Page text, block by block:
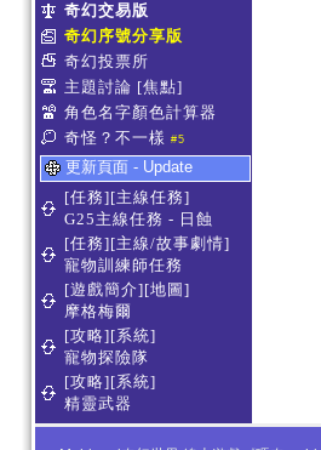
奇幻交易版
奇幻序號分享版
奇幻投票所
主題討論 [焦點]
角色名字顏色計算器
奇怪？不一樣 #5
更新頁面 - Update
[任務][主線任務]
G25主線任務 - 日蝕
[任務][主線/故事劇情]
寵物訓練師任務
[遊戲簡介][地圖]
摩格梅爾
[攻略][系統]
寵物探險隊
[攻略][系統]
精靈武器